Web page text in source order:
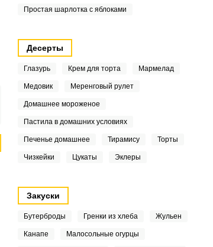
Простая шарлотка с яблоками
Десерты
Глазурь Крем для торта Мармелад
Медовик Меренговый рулет
Домашнее мороженое
Пастила в домашних условиях
Печенье домашнее Тирамису Торты
Чизкейки Цукаты Эклеры
Закуски
Бутерброды Гренки из хлеба Жульен
Канапе Малосольные огурцы